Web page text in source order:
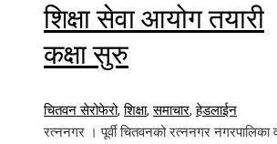
शिक्षा सेवा आयोग तयारी
कक्षा सुरु
चितवन सेरोफेरो,शिक्षा,समाचार,हेडलाईन
रत्ननगर । पूर्वी चितवनको रत्ननगर नगरपालिका